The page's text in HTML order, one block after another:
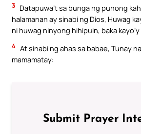
3 Datapuwa’t sa bunga ng punong
halamanan ay sinabi ng Dios, Huwag
ni huwag ninyong hihipuin, baka
4 At sinabi ng ahas sa babae, Tunay
mamamatay:
Submit Prayer